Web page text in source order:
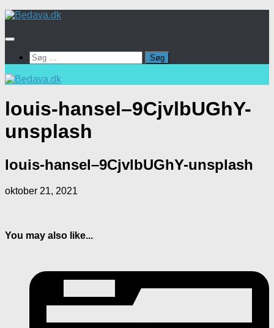
Skip
content
Søg
efter:
louis-hansel–9CjvlbUGhY-
unsplash
louis-hansel–9CjvlbUGhY-unsplash
oktober 21, 2021
You may also like...